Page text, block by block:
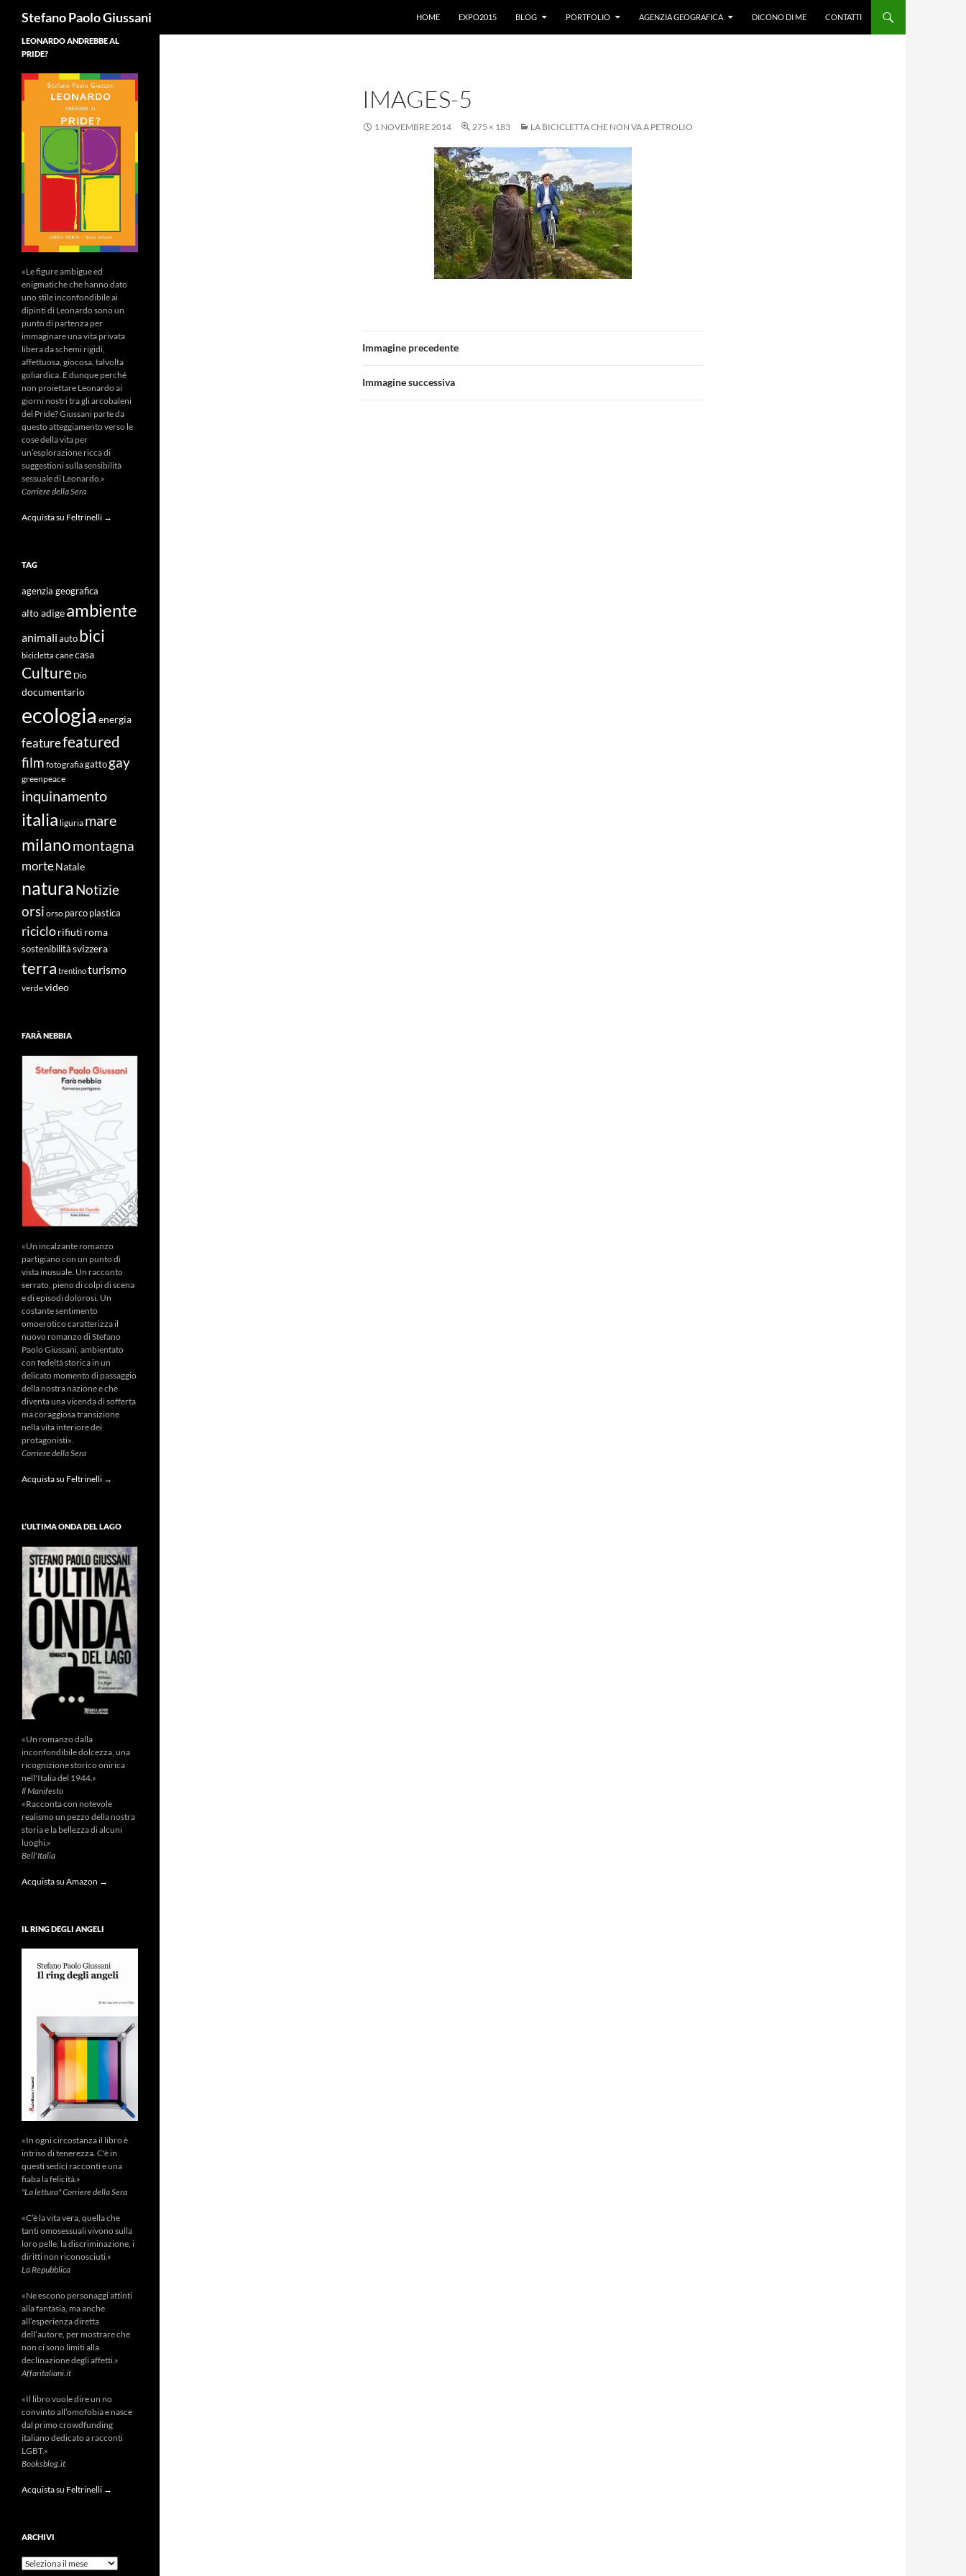
Stefano Paolo Giussani
HOME
EXPO2015 BLOG PORTFOLIO AGENZIA GEOGRAFICA DICONO DI ME CONTATTI
IMAGES-5
1 NOVEMBRE 2014 275 × 183 LA BICICLETTA CHE NON VA A PETROLIO
Immagine precedente
Immagine successiva
LEONARDO ANDREBBE AL
PRIDE?
«Le figure ambigue ed
enigmatiche che hanno dato
uno stile inconfondibile ai
dipinti di Leonardo sono un
punto di partenza per
immaginare una vita privata
libera da schemi rigidi,
affettuosa, giocosa, talvolta
goliardica. E dunque perché
non proiettare Leonardo ai
giorni nostri tra gli arcobaleni
del Pride? Giussani parte da
questo atteggiamento verso le
cose della vita per
un’esplorazione ricca di
suggestioni sulla sensibilità
sessuale di Leonardo.»
Corriere della Sera
Acquista su Feltrinelli →
TAG
agenzia geografica
alto adigeambiente
animali auto bici
bicicletta canecasa
Culture Dio
documentario
ecologia energia
featurefeatured
film fotografiagatto gay
greenpeace
inquinamento
italia liguria mare
milanomontagna
morteNatale
naturaNotizie
orsi orso parco plastica
riciclorifiuti roma
sostenibilità svizzera
terra trentinoturismo
verdevideo
FARÀ NEBBIA
«Un incalzante romanzo
partigiano con un punto di
vista inusuale. Un racconto
serrato, pieno di colpi di scena
e di episodi dolorosi. Un
costante sentimento
omoerotico caratterizza il
nuovo romanzo di Stefano
Paolo Giussani, ambientato
con fedeltà storica in un
delicato momento di passaggio
della nostra nazione e che
diventa una vicenda di sofferta
ma coraggiosa transizione
nella vita interiore dei
protagonisti».
Corriere della Sera
Acquista su Feltrinelli →
L’ULTIMA ONDA DEL LAGO
«Un romanzo dalla
inconfondibile dolcezza, una
ricognizione storico onirica
nell'Italia del 1944.»
Il Manifesto
«Racconta con notevole
realismo un pezzo della nostra
storia e la bellezza di alcuni
luoghi.»
Bell'Italia
Acquista su Amazon →
IL RING DEGLI ANGELI
«In ogni circostanza il libro è
intriso di tenerezza. C'è in
questi sedici racconti e una
fiaba la felicità.»
"La lettura" Corriere della Sera
«C’è la vita vera, quella che
tanti omosessuali vivono sulla
loro pelle, la discriminazione, i
diritti non riconosciuti.»
La Repubblica
«Ne escono personaggi attinti
alla fantasia, ma anche
all’esperienza diretta
dell’autore, per mostrare che
non ci sono limiti alla
declinazione degli affetti.»
Affaritaliani.it
«Il libro vuole dire un no
convinto all’omofobia e nasce
dal primo crowdfunding
italiano dedicato a racconti
LGBT.»
Booksblog.it
Acquista su Feltrinelli →
ARCHIVI
Archivi